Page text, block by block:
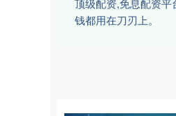
顶级配资,免息配资
钱都用在刀刃上。